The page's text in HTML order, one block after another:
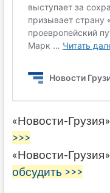
«Новости-
>>>
«Новости-
обсудить >>>